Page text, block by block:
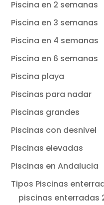
Piscina en 2 semanas
Piscina en 3 semanas
Piscina en 4 semanas
Piscina en 6 semanas
Piscina playa
Piscinas para nadar
Piscinas grandes
Piscinas con desnivel
Piscinas elevadas
Piscinas en Andalucia
Tipos Piscinas
piscinas enterradas